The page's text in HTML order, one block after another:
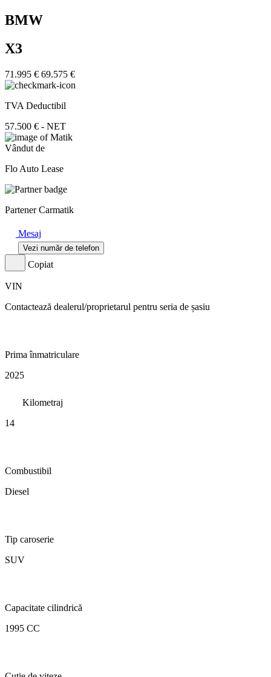
BMW
X3
71.995 € 69.575 €
TVA Deductibil
57.500 € - NET
Vândut de
Flo Auto Lease
Partener Carmatik
Mesaj
Vezi număr de telefon
Copiat
VIN
Contactează dealerul/proprietarul pentru seria de șasiu
Prima înmatriculare
2025
Kilometraj
14
Combustibil
Diesel
Tip caroserie
SUV
Capacitate cilindrică
1995 CC